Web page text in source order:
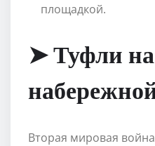
площадкой.
➤ Туфли на
Вторая мировая